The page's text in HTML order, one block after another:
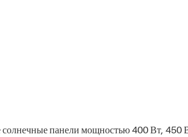
солнечные панели мощностью 400 Вт, 450